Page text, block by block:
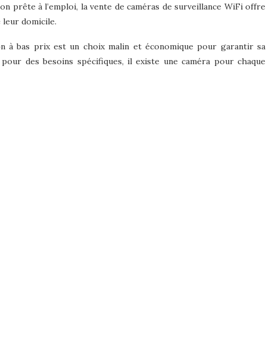
prête à l’emploi, la vente de caméras de surveillance WiFi offre
domicile.
à bas prix est un choix malin et économique pour garantir sa
des besoins spécifiques, il existe une caméra pour chaque